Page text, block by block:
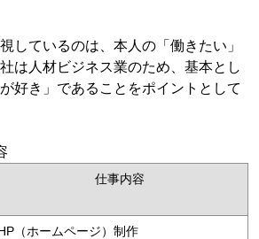
しているのは、本人の「働きたい」
は人材ビジネス業のため、基本とし
好き」であることをポイントとして
仕事内容
（ホームページ）制作